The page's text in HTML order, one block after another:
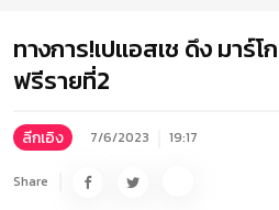
ทางการ!เปแอสเช ดึง มาร์
ฟรีรายที่2
ลีกเอิง 7/6/2023 19:17
Share